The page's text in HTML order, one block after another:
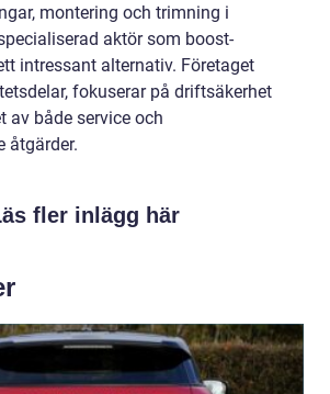
montering och trimning i
aktör som boost-
intressant alternativ. Företaget
fokuserar på driftsäkerhet
av både service och
åtgärder.
fler inlägg här